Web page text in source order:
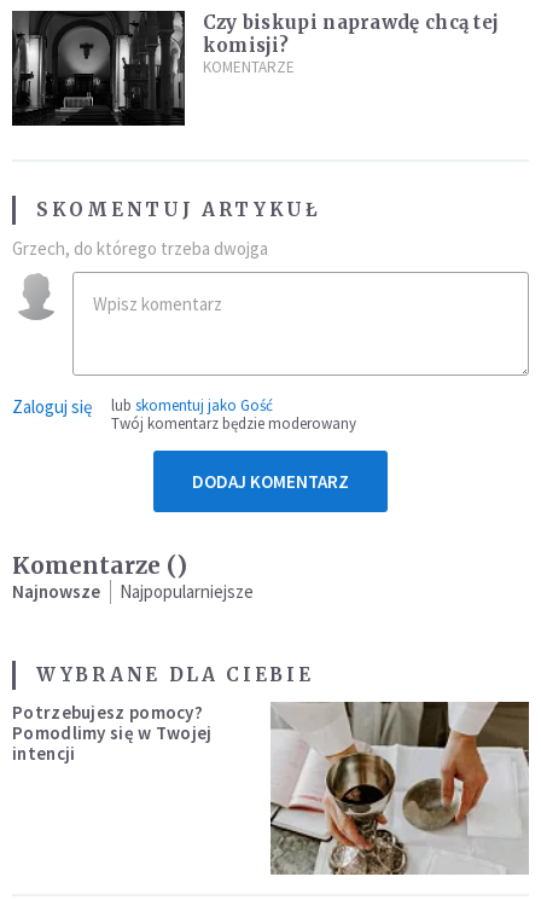
Czy biskupi naprawdę chcą tej
komisji?
KOMENTARZE
SKOMENTUJ ARTYKUŁ
Grzech, do którego trzeba dwojga
Zaloguj się lub skomentuj jako Gość
Twój komentarz będzie moderowany
DODAJ KOMENTARZ
Komentarze ()
Najnowsze Najpopularniejsze
WYBRANE DLA CIEBIE
Potrzebujesz pomocy?
Pomodlimy się w Twojej
intencji